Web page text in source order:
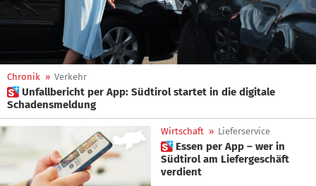
Chronik » Verkehr
 Unfallbericht per App: Südtirol startet in die digitale
Schadensmeldung
Wirtschaft » Lieferservice
 Essen per App – wer in
Südtirol am Liefergeschäft
verdient